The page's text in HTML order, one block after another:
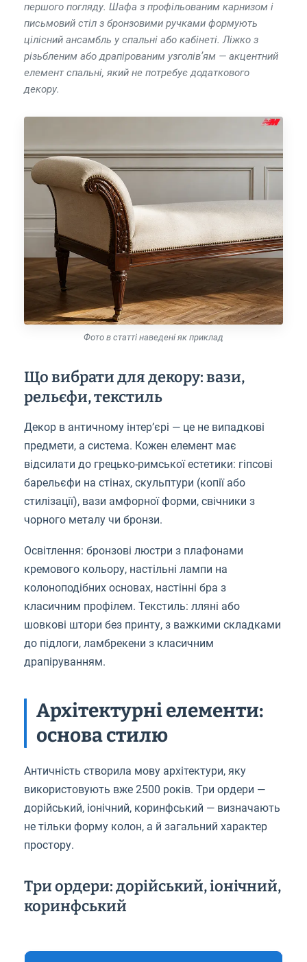
першого погляду. Шафа з профільованим карнизом і
письмовий стіл з бронзовими ручками формують
цілісний ансамбль у спальні або кабінеті. Ліжко з
різьбленим або драпірованим узголів’ям — акцентний
елемент спальні, який не потребує додаткового
декору.
Фото в статті наведені як приклад
Що вибрати для декору: вази,
рельєфи, текстиль
Декор в античному інтер’єрі — це не випадкові
предмети, а система. Кожен елемент має
відсилати до грецько-римської естетики: гіпсові
барельєфи на стінах, скульптури (копії або
стилізації), вази амфорної форми, свічники з
чорного металу чи бронзи.
Освітлення: бронзові люстри з плафонами
кремового кольору, настільні лампи на
колоноподібних основах, настінні бра з
класичним профілем. Текстиль: лляні або
шовкові штори без принту, з важкими складками
до підлоги, ламбрекени з класичним
драпіруванням.
Архітектурні елементи:
основа стилю
Античність створила мову архітектури, яку
використовують вже 2500 років. Три ордери —
дорійський, іонічний, коринфський — визначають
не тільки форму колон, а й загальний характер
простору.
Три ордери: дорійський, іонічний,
коринфський